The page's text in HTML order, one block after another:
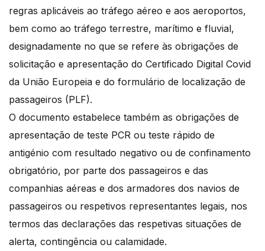
regras aplicáveis ao tráfego aéreo e aos aeroportos,
bem como ao tráfego terrestre, marítimo e fluvial,
designadamente no que se refere às obrigações de
solicitação e apresentação do Certificado Digital Covid
da União Europeia e do formulário de localização de
passageiros (PLF).
O documento estabelece também as obrigações de
apresentação de teste PCR ou teste rápido de
antigénio com resultado negativo ou de confinamento
obrigatório, por parte dos passageiros e das
companhias aéreas e dos armadores dos navios de
passageiros ou respetivos representantes legais, nos
termos das declarações das respetivas situações de
alerta, contingência ou calamidade.